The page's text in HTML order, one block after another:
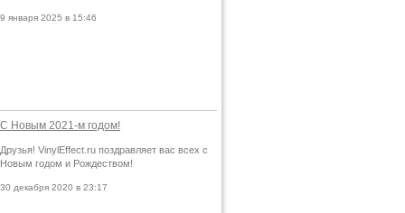
9 января 2025 в 15:46
С Новым 2021-м годом!
Друзья! VinylEffect.ru поздравляет вас всех с
Новым годом и Рождеством!
30 декабря 2020 в 23:17